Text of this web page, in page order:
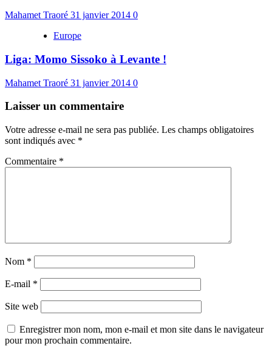
Mahamet Traoré 31 janvier 2014 0
Europe
Liga: Momo Sissoko à Levante !
Mahamet Traoré 31 janvier 2014 0
Laisser un commentaire
Votre adresse e-mail ne sera pas publiée. Les champs obligatoires
sont indiqués avec *
Commentaire *
Nom *
E-mail *
Site web
Enregistrer mon nom, mon e-mail et mon site dans le navigateur
pour mon prochain commentaire.